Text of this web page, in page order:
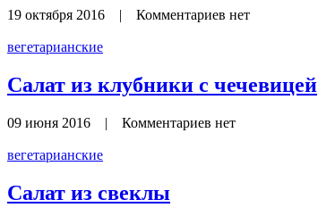
19 октября 2016 | Комментариев нет
вегетарианские
Салат из клубники с чечевицей
09 июня 2016 | Комментариев нет
вегетарианские
Салат из свеклы